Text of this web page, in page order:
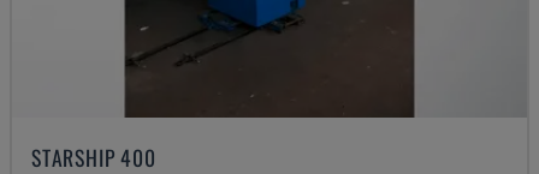
STARSHIP 400